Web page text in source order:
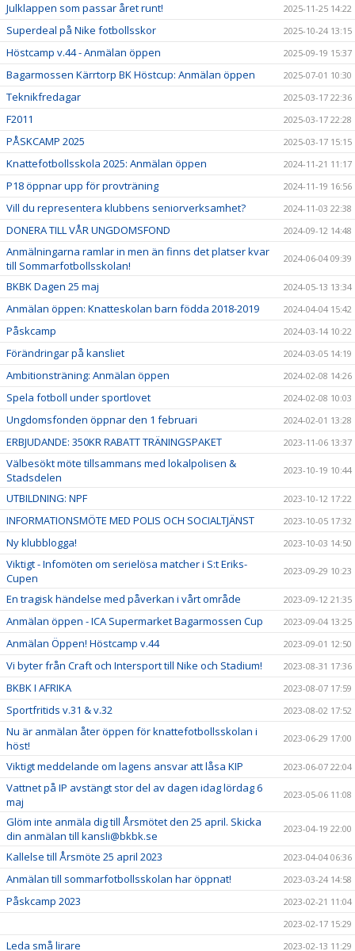
Julklappen som passar året runt! 2025-11-25 14:22
Superdeal på Nike fotbollsskor 2025-10-24 13:15
Höstcamp v.44 - Anmälan öppen 2025-09-19 15:37
Bagarmossen Kärrtorp BK Höstcup: Anmälan öppen 2025-07-01 10:30
Teknikfredagar 2025-03-17 22:36
F2011 2025-03-17 22:28
PÅSKCAMP 2025 2025-03-17 15:15
Knattefotbollsskola 2025: Anmälan öppen 2024-11-21 11:17
P18 öppnar upp för provträning 2024-11-19 16:56
Vill du representera klubbens seniorverksamhet? 2024-11-03 22:38
DONERA TILL VÅR UNGDOMSFOND 2024-09-12 14:48
Anmälningarna ramlar in men än finns det platser kvar
till Sommarfotbollsskolan!
2024-06-04 09:39
BKBK Dagen 25 maj 2024-05-13 13:34
Anmälan öppen: Knatteskolan barn födda 2018-2019 2024-04-04 15:42
Påskcamp 2024-03-14 10:22
Förändringar på kansliet 2024-03-05 14:19
Ambitionsträning: Anmälan öppen 2024-02-08 14:26
Spela fotboll under sportlovet 2024-02-08 10:03
Ungdomsfonden öppnar den 1 februari 2024-02-01 13:28
ERBJUDANDE: 350KR RABATT TRÄNINGSPAKET 2023-11-06 13:37
Välbesökt möte tillsammans med lokalpolisen &
Stadsdelen
2023-10-19 10:44
UTBILDNING: NPF 2023-10-12 17:22
INFORMATIONSMÖTE MED POLIS OCH SOCIALTJÄNST 2023-10-05 17:32
Ny klubblogga! 2023-10-03 14:50
Viktigt - Infomöten om serielösa matcher i S:t Eriks-
Cupen
2023-09-29 10:23
En tragisk händelse med påverkan i vårt område 2023-09-12 21:35
Anmälan öppen - ICA Supermarket Bagarmossen Cup 2023-09-04 13:25
Anmälan Öppen! Höstcamp v.44 2023-09-01 12:50
Vi byter från Craft och Intersport till Nike och Stadium! 2023-08-31 17:36
BKBK I AFRIKA 2023-08-07 17:59
Sportfritids v.31 & v.32 2023-08-02 17:52
Nu är anmälan åter öppen för knattefotbollsskolan i
höst!
2023-06-29 17:00
Viktigt meddelande om lagens ansvar att låsa KIP 2023-06-07 22:04
Vattnet på IP avstängt stor del av dagen idag lördag 6
maj
2023-05-06 11:08
Glöm inte anmäla dig till Årsmötet den 25 april. Skicka
din anmälan till kansli@bkbk.se
2023-04-19 22:00
Kallelse till Årsmöte 25 april 2023 2023-04-04 06:36
Anmälan till sommarfotbollsskolan har öppnat! 2023-03-24 14:58
Påskcamp 2023
2023-02-21 11:04
2023-02-17 15:29
Leda små lirare 2023-02-13 11:29